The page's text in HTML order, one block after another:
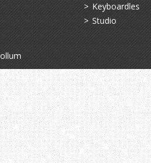
Keyboardles
Studio